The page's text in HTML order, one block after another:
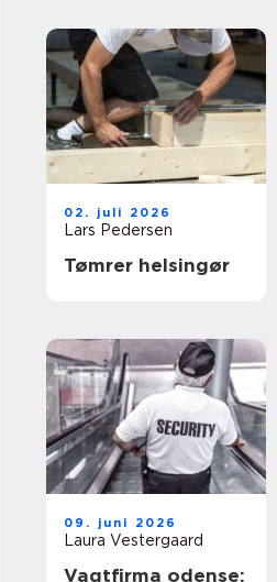
02. juli 2026
Lars Pedersen
Tømrer helsingør
09. juni 2026
Laura Vestergaard
Vagtfirma odense: